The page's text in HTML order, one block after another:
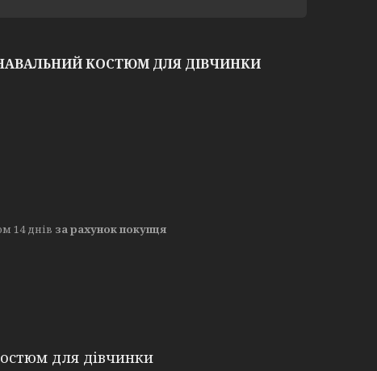
КОСТЮМ ДЛЯ ДІВЧИНКИ
14 днів за рахунок покупця
для дівчинки